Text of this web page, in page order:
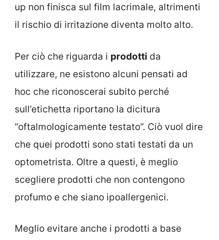
up non finisca sul film lacrimale, altrimenti
il rischio di irritazione diventa molto alto.
Per ciò che riguarda i prodotti da
utilizzare, ne esistono alcuni pensati ad
hoc che riconoscerai subito perché
sull’etichetta riportano la dicitura
“oftalmologicamente testato”. Ciò vuol dire
che quei prodotti sono stati testati da un
optometrista. Oltre a questi, è meglio
scegliere prodotti che non contengono
profumo e che siano ipoallergenici.
Meglio evitare anche i prodotti a base